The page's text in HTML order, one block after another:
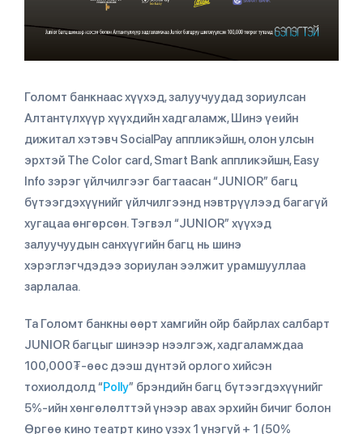
Голомт банкнаас хүүхэд, залуучуудад зориулсан
Алтантүлхүүр хүүхдийн хадгаламж, Шинэ үеийн
дижитал хэтэвч SocialPay аппликэйшн, олон улсын
эрхтэй The Color card, Smart Bank аппликэйшн, Easy
Info зэрэг үйлчилгээг багтаасан “JUNIOR” багц
бүтээгдэхүүнийг үйлчилгээнд нэвтрүүлээд багагүй
хугацаа өнгөрсөн. Тэгвэл “JUNIOR” хүүхэд
залуучуудын санхүүгийн багц нь шинэ
хэрэглэгчдэдээ зориулан ээлжит урамшууллаа
зарлалаа.
Та Голомт банкны өөрт хамгийн ойр байрлах салбарт
JUNIOR багцыг шинээр нээлгэж, хадгаламждаа
100,000₮-өөс дээш дүнтэй орлого хийсэн
тохиолдолд “Polly” брэндийн багц бүтээгдэхүүнийг
5%-ийн хөнгөлөлттэй үнээр авах эрхийн бичиг болон
Өргөө кино театрт кино үзэх 1 үнэгүй + 1 (50%